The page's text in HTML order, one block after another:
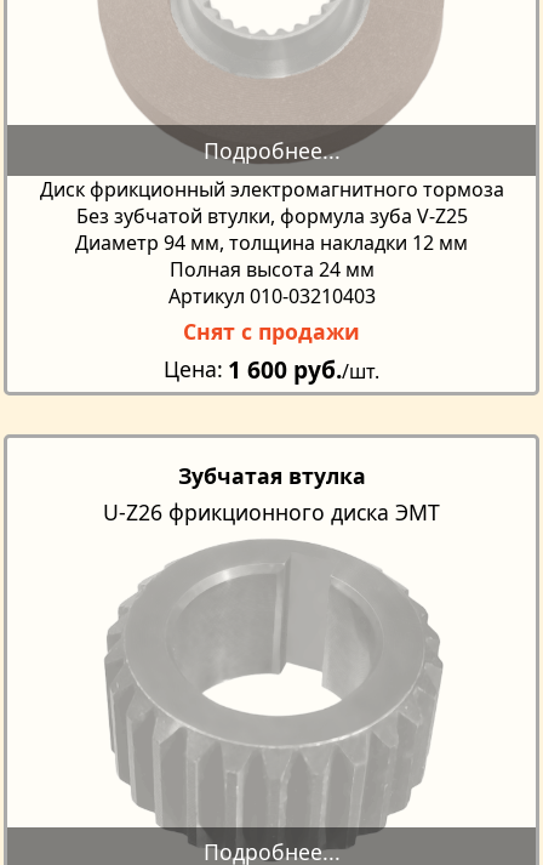
Диск фрикционный электромагнитного тормоза
Без зубчатой втулки, формула зуба V-Z25
Диаметр 94 мм, толщина накладки 12 мм
Полная высота 24 мм
Артикул 010-03210403
Снят с продажи
Цена 1 600 руб./шт.
Зубчатая втулка
U-Z26 фрикционного диска ЭМТ